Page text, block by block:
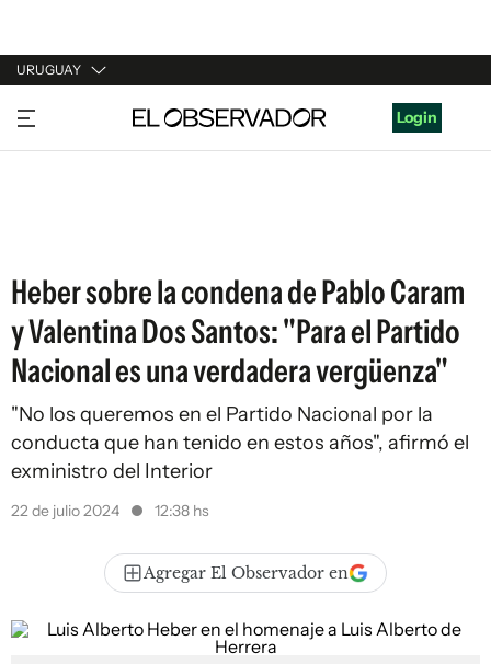
URUGUAY
URUGUAY
ARGENTINA
Login
Heber sobre la condena de Pablo Caram
y Valentina Dos Santos: "Para el Partido
Nacional es una verdadera vergüenza"
"No los queremos en el Partido Nacional por la
conducta que han tenido en estos años", afirmó el
exministro del Interior
22 de julio 2024 12:38 hs
Agregar El Observador en